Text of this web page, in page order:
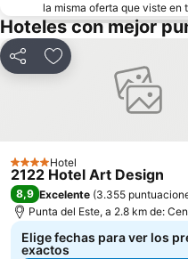
la misma oferta que viste en
Hoteles con mejor
CompartirAgregar a favoritos
4 Estrellas
Hotel
2122 Hotel Art Design
8,9 Excelente (3.355
Punta del Este, a 2.8 km de:
Elige fechas para ver los
exactos